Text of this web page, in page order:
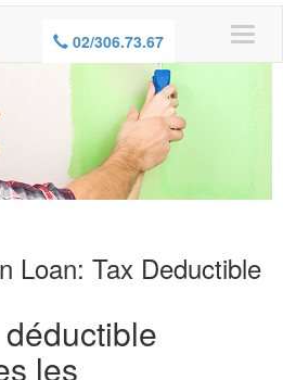
MONEY ALSO
MONEY
02/306.73.67
Loan: Tax Deductible
les